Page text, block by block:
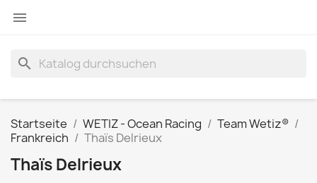

search
Startseite WETIZ - Ocean Racing
Team Wetiz®
Frankreich
Thaïs Delrieux
Thaïs Delrieux